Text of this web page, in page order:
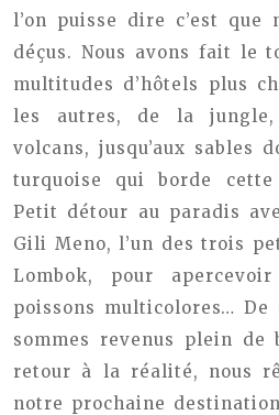
l’on puisse dire c’est que
déçus. Nous avons fait le
multitudes d’hôtels plus
les autres, de la jungle,
volcans, jusqu’aux sables
turquoise qui borde cette
Petit détour au paradis
Gili Meno, l’un des trois
Lombok, pour
poissons multicolores… De
sommes revenus plein de
retour à la réalité, nous
notre prochaine